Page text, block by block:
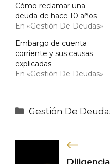
Cómo reclamar una
deuda de hace 10 años
En «Gestión De Deudas»
Embargo de cuenta
corriente y sus causas
explicadas
En «Gestión De Deudas»
Categorías
Gestión De